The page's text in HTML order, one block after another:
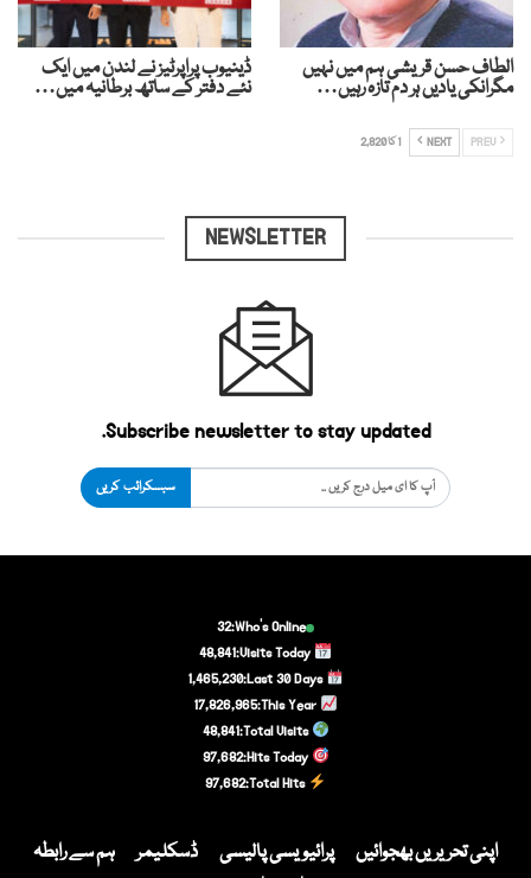
الطاف حسن قریشی ہم میں نہیں
مگرانکی یادیں ہر دم تازہ رہیں…
ڈینیوب پراپرٹیز نے لندن میں ایک
نئے دفتر کے ساتھ برطانیہ میں…
NEXT 1 کا 2,820
NEWSLETTER
Subscribe newsletter to stay updated.
سبسکرائب کریں
Who's Online:
32
Visits Today:
48,841
Last 30 Days:
1,465,230
17,826,965
Total Visits:
48,841
Hits Today:
97,682
Total Hits:
97,682
اپنی تحریریں بھجوائیں پرائیویسی پالیسی ڈسکلیمر
ہم سے رابطہ